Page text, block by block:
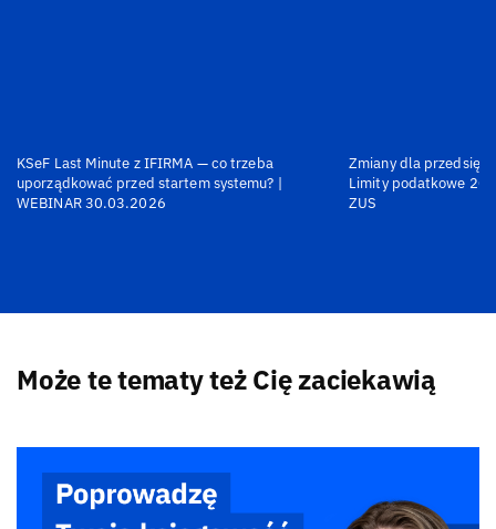
KSeF Last Minute z IFIRMA — co trzeba
uporządkować przed startem systemu? |
WEBINAR 30.03.2026
Zmiany dla
Limity podatkowe
ZUS
Może te tematy też Cię zaciekawią